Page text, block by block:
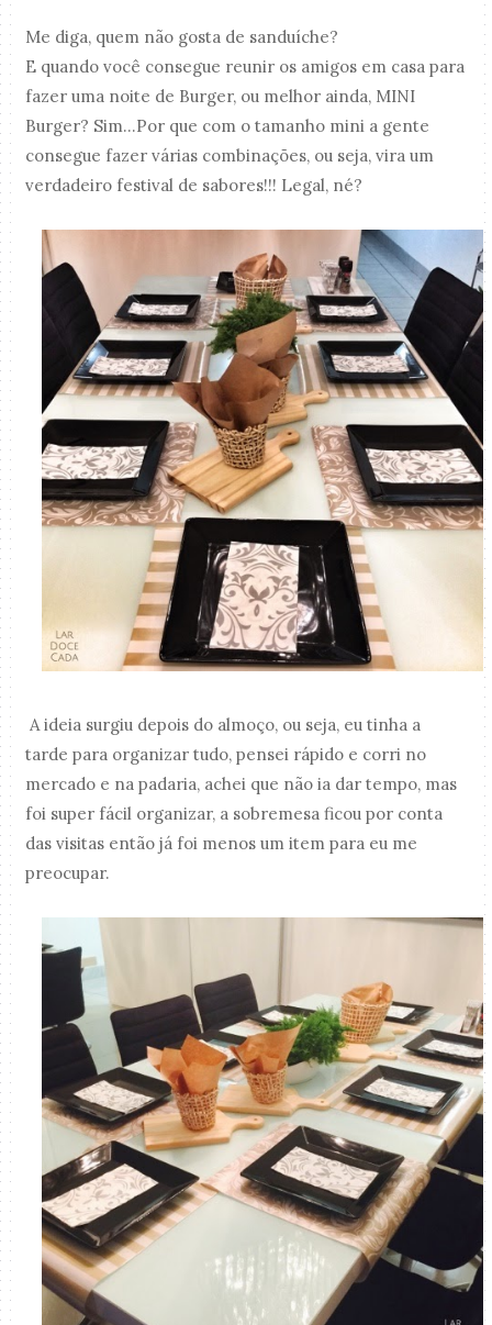
Me diga, quem não gosta de sanduíche?
E quando você consegue reunir os amigos em casa para
fazer uma noite de Burger, ou melhor ainda, MINI
Burger? Sim...Por que com o tamanho mini a gente
consegue fazer várias combinações, ou seja, vira um
verdadeiro festival de sabores!!! Legal, né?
A ideia surgiu depois do almoço, ou seja, eu tinha a
tarde para organizar tudo, pensei rápido e corri no
mercado e na padaria, achei que não ia dar tempo, mas
foi super fácil organizar, a sobremesa ficou por conta
das visitas então já foi menos um item para eu me
preocupar.